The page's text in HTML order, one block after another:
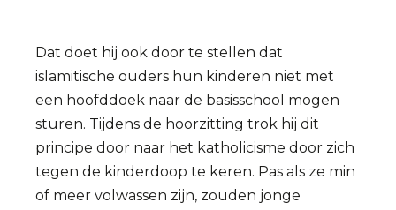
Dat doet hij ook door te stellen dat
islamitische ouders hun kinderen niet met
een hoofddoek naar de basisschool mogen
sturen. Tijdens de hoorzitting trok hij dit
principe door naar het katholicisme door zich
tegen de kinderdoop te keren. Pas als ze min
of meer volwassen zijn, zouden jonge